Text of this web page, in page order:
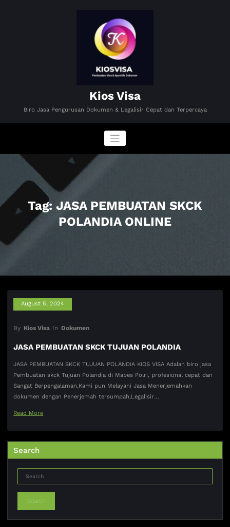
Kios Visa
Biro Jasa Pengurusan Dokumen & Legalisir Cepat dan Terpercaya
Tag: JASA PEMBUATAN SKCK
POLANDIA ONLINE
August 5, 2024
By Kios Visa In Dokumen
JASA PEMBUATAN SKCK TUJUAN POLANDIA
JASA PEMBUATAN SKCK TUJUAN POLANDIA KIOS VISA Adalah biro jasa
Pembuatan skck Tujuan Polandia di Mabes Polri, profesional cepat dan
Sangat Berpengalaman,Kami pun Melayani Jasa Menerjemahkan
dokumen dengan Penerjemah tersumpah,Legalisir…
Read More
Search
Search